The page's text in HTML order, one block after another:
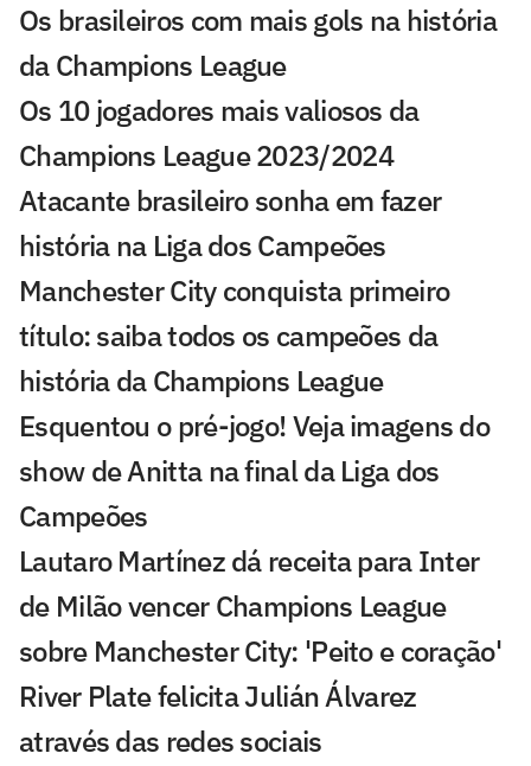
Os brasileiros com mais gols na história
da Champions League
Os 10 jogadores mais valiosos da
Champions League 2023/2024
Atacante brasileiro sonha em fazer
história na Liga dos Campeões
Manchester City conquista primeiro
título: saiba todos os campeões da
história da Champions League
Esquentou o pré-jogo! Veja imagens do
show de Anitta na final da Liga dos
Campeões
Lautaro Martínez dá receita para Inter
de Milão vencer Champions League
sobre Manchester City: 'Peito e coração'
River Plate felicita Julián Álvarez
através das redes sociais